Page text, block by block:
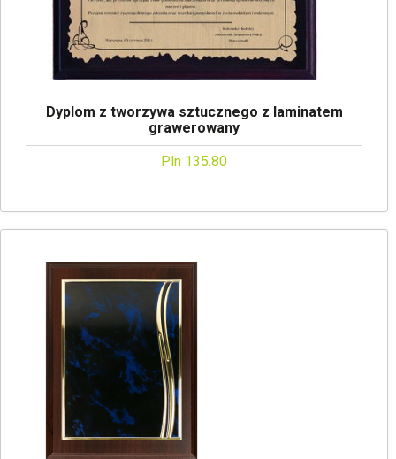
Dyplom z tworzywa sztucznego z laminatem
grawerowany
Pln 135.80